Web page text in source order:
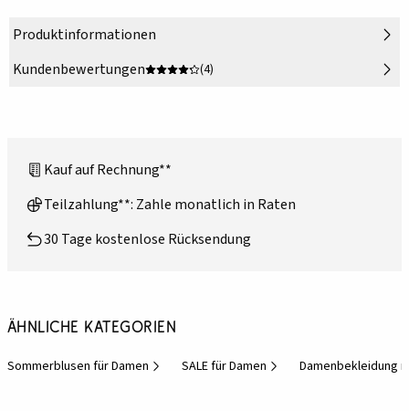
Produktinformationen
Kundenbewertungen
(4)
Kauf auf Rechnung**
Teilzahlung**: Zahle monatlich in Raten
30 Tage kostenlose Rücksendung
Ähnliche Kategorien
Sommerblusen für Damen SALE für Damen Damenbekleidung